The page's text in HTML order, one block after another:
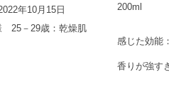
年10月15日
25－29歳：乾燥肌
200ml
感じた効能
香りが強す